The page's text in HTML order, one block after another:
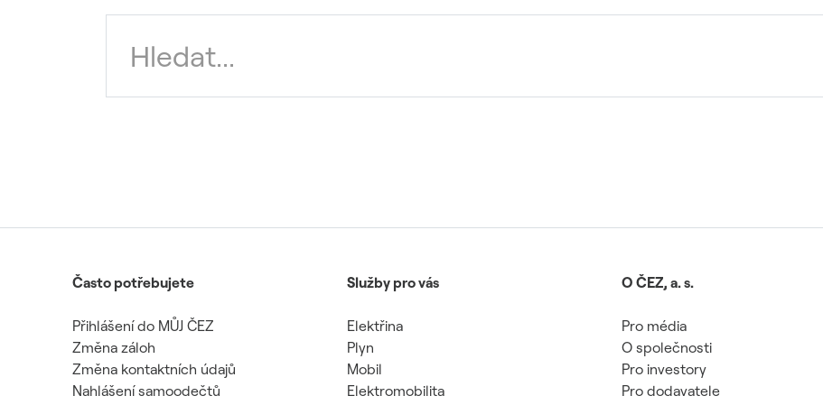
Často potřebujete
Přihlášení do MŮJ ČEZ
Změna záloh
Změna kontaktních údajů
Nahlášení samoodečtů
Služby pro vás
Elektřina
Plyn
Mobil
Elektromobilita
O ČEZ, a. s.
Pro média
O společnosti
Pro investory
Pro dodavatele